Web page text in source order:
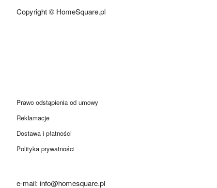
Copyright © HomeSquare.pl
Prawo odstąpienia od umowy
Reklamacje
Dostawa i płatności
Polityka prywatności
e-mail: info@homesquare.pl